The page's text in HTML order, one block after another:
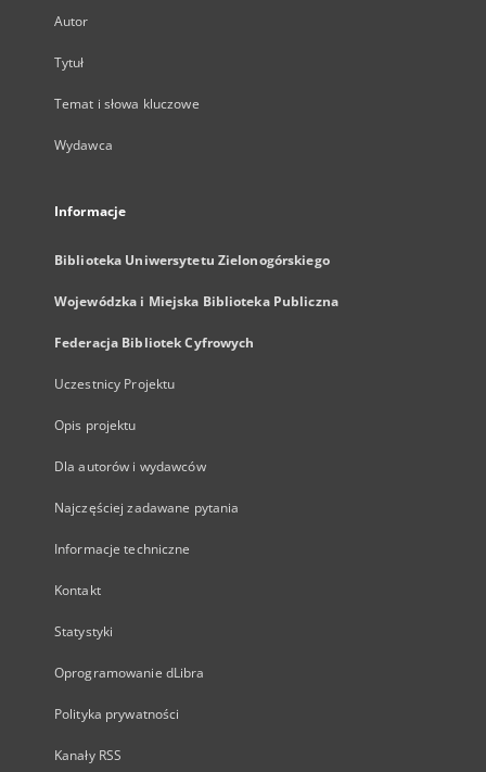
Autor
Tytuł
Temat i słowa kluczowe
Wydawca
Informacje
Biblioteka Uniwersytetu Zielonogórskiego
Wojewódzka i Miejska Biblioteka Publiczna
Federacja Bibliotek Cyfrowych
Uczestnicy Projektu
Opis projektu
Dla autorów i wydawców
Najczęściej zadawane pytania
Informacje techniczne
Kontakt
Statystyki
Oprogramowanie dLibra
Polityka prywatności
Kanały RSS